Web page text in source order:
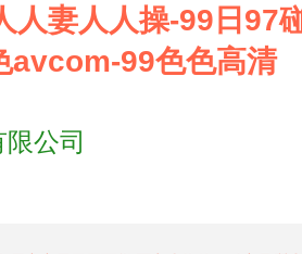
人妻人人操-99日97
avcom-99色色高清
限公司